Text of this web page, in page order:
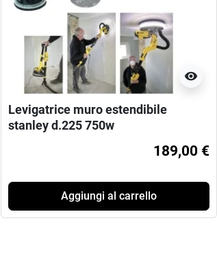
visibility
Levigatrice muro estendibile
stanley d.225 750w
189,00 €
Aggiungi al carrello